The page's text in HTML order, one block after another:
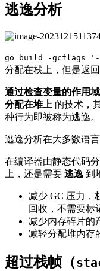
逃逸分析
go build -gcflags '-
分配在栈上，但是返
通过检查变量的作用
分配在堆上 的技术，
种行为即被称为逃逸。
逃逸分析在大多数语
在编译器由静态代码
上，还是需要 逃逸 到
减少 GC 压力，
回收，不需要标
减少内存碎片的
减轻分配堆内存
超过栈帧（